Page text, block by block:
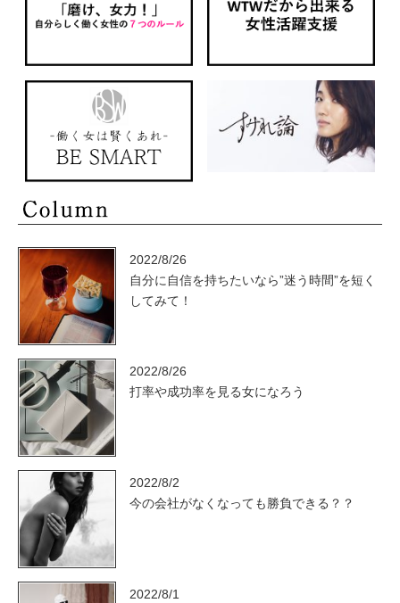
2022/8/26
自分に自信を持ちたいなら”迷う時間”を短く
してみて！
2022/8/26
打率や成功率を見る女になろう
2022/8/2
今の会社がなくなっても勝負できる？？
2022/8/1